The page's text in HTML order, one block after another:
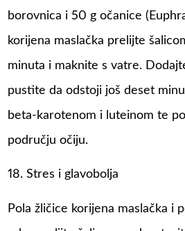
borovnica i 50 g očanice
korijena maslačka prelijte
minuta i maknite s vatre.
pustite da odstoji još deset
beta-karotenom i luteinom te
području očiju.
18. Stres i glavobolja
Pola žličice korijena maslačka i